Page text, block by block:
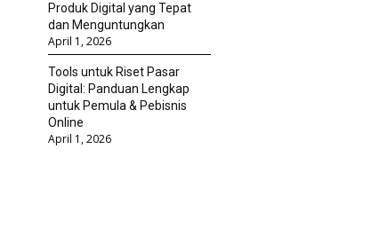
Produk Digital yang Tepat
dan Menguntungkan
April 1, 2026
Tools untuk Riset Pasar
Digital: Panduan Lengkap
untuk Pemula & Pebisnis
Online
April 1, 2026